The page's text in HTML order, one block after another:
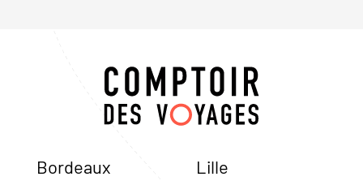
Bordeaux Lille